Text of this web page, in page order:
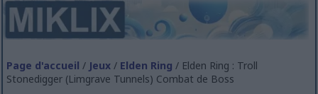
Page d'accueil / Jeux / Elden Ring / Elden Ring : Troll
Stonedigger (Limgrave Tunnels) Combat de Boss